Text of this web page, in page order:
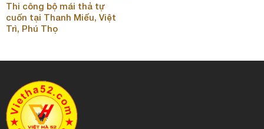
Thi công bộ mái thả tự
cuốn tại Thanh Miếu, Việt
Trì, Phú Thọ